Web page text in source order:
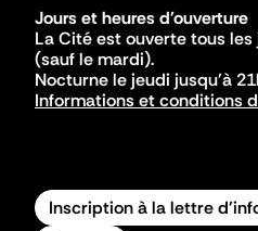
Jours et heures d'ouverture
La Cité est ouverte tous les
(sauf le mardi).
Nocturne le jeudi jusqu'à
Informations et conditions
Inscription à la lettre